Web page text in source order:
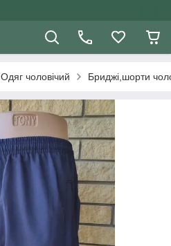
Одяг чоловічий Бриджі,шорти